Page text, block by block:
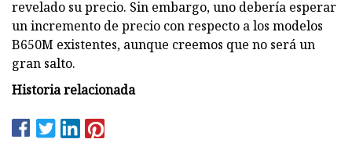
revelado su precio. Sin embargo, uno debería esperar
un incremento de precio con respecto a los modelos
B650M existentes, aunque creemos que no será un
gran salto.
Historia relacionada